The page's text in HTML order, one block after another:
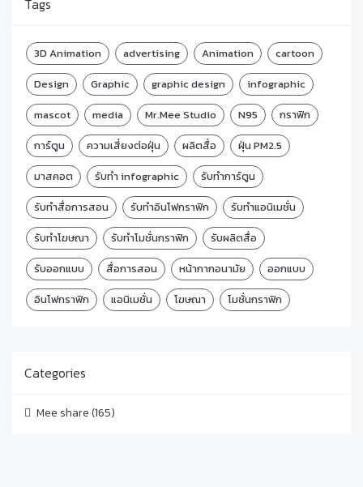
Tags
3D Animation advertising Animation
cartoon
Design
Graphic graphic design
infographic
mascot
media Mr.Mee Studio N95
กราฟิก
การ์ตูน
ความเสี่ยงต่อฝุ่น ผลิตสื่อ
ฝุ่น PM2.5
มาสคอต
รับทำ infographic
รับทำการ์ตูน
รับทำสื่อการสอน
รับทำอินโฟกราฟิก
รับทำแอนิเมชั่น
รับทำโฆษณา
รับทำโมชั่นกราฟิก
รับผลิตสื่อ
รับออกแบบ
สื่อการสอน หน้ากากอนามัย
ออกแบบ
อินโฟกราฟิก
แอนิเมชั่น โฆษณา โมชั่นกราฟิก
Categories
Mee share(165)